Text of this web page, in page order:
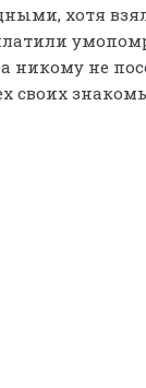
хотя
никому не
своих